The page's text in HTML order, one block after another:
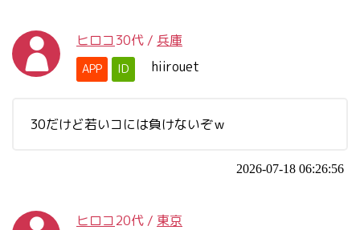
ヒロコ30代 / 兵庫
APP ID hiirouet
30だけど若いコには負けないぞｗ
2026-07-18 06:26:56
ヒロコ20代 / 東京